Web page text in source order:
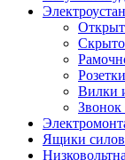
Вилки
Звонок
Ящики